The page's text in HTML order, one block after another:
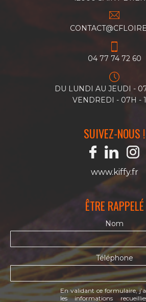
04 77 74 72 60
DU LUNDI AU JEUDI -
VENDREDI - 07H -
SUIVEZ-NOUS !
www.kiffy.fr
ÊTRE RAPPELÉ
Nom
Téléphone
En validant ce formulaire,
les informations